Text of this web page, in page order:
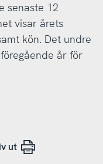
senaste 12
visar årets
kön. Det undre
år för
ut